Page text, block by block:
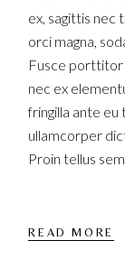
ex, sagittis nec
orci magna,
Fusce porttitor
nec ex
fringilla ante eu
ullamcorper
Proin tellus
READ MORE